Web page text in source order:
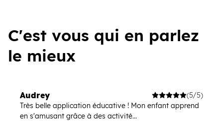
C'est vous qui en parlez
le mieux
Audrey
(5/5)
Très belle application éducative ! Mon enfant apprend
en s'amusant grâce à des activité...